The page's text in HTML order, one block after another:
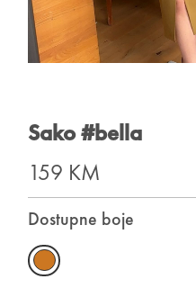
Sako #bella
159 KM
Dostupne boje